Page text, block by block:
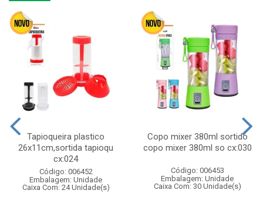
Tapioqueira plastico
26x11cm,sortida tapioqu
cx:024
Código: 006452
Embalagem: Unidade
Caixa Com: 24 Unidade(s)
Copo mixer 380ml sortido
copo mixer 380ml so cx:030
Código: 006453
Embalagem: Unidade
Caixa Com: 30 Unidade(s)